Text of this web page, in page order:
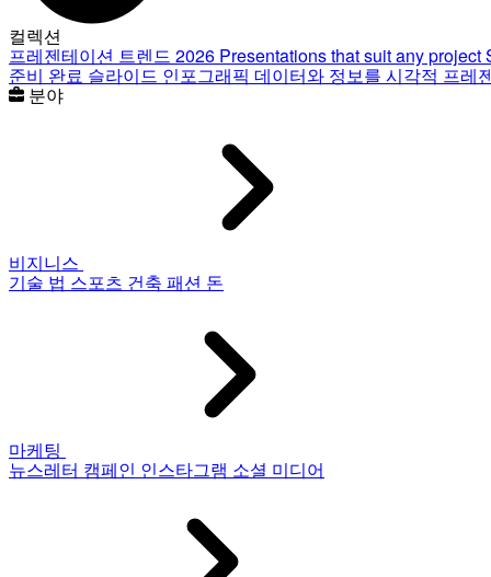
컬렉션
프레젠테이션 트렌드 2026 Presentations that suit any project
준비 완료 슬라이드 인포그래픽 데이터와 정보를 시각적 프레
분야
비지니스
기술 법 스포츠 건축 패션 돈
마케팅
뉴스레터 캠페인 인스타그램 소셜 미디어